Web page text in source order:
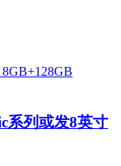
系列或发8英寸